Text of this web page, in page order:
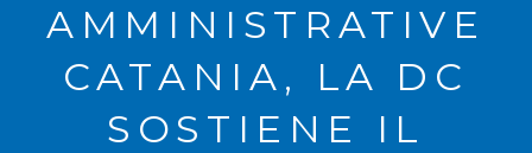
AMMINISTRATIVE
CATANIA, LA DC
SOSTIENE IL